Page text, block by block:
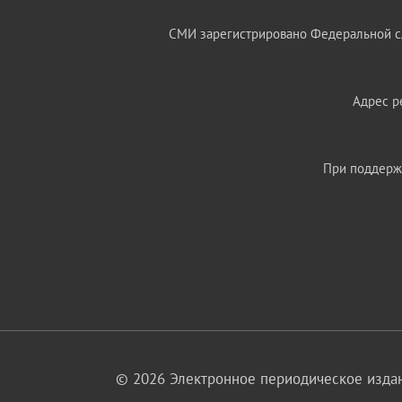
СМИ зарегистрировано Федеральной
Адрес
При
© 2026 Электронное периодическое